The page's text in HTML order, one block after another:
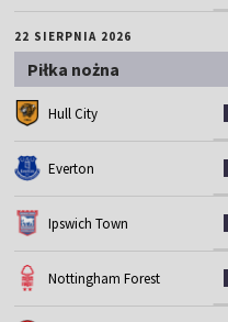
22 SIERPNIA 2026
Piłka nożna
Hull City
Everton
Ipswich Town
Nottingham Forest